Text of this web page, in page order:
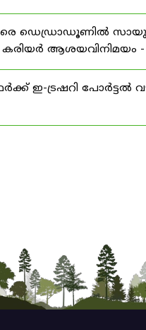
ഡെഡ്രാഡൂണിൽ
കരിയർ
ഇ-ട്രഷറി പോർട്ടൽ